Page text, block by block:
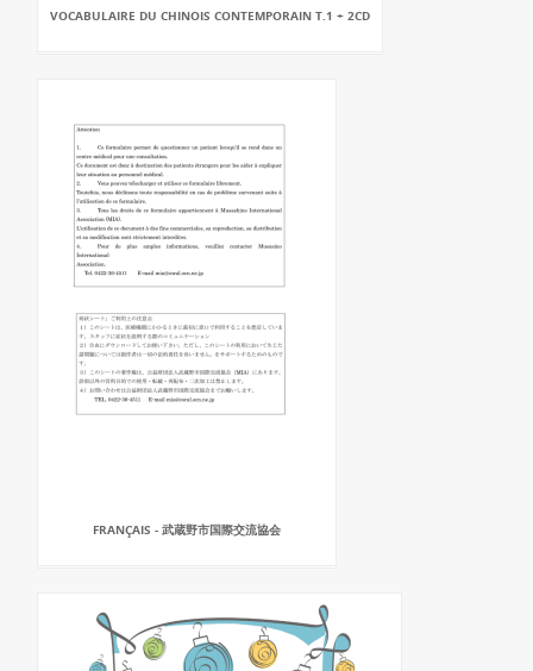
VOCABULAIRE DU CHINOIS CONTEMPORAIN T.1 + 2CD
FRANÇAIS - 武蔵野市国際交流協会